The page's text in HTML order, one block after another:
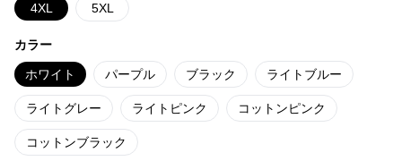
4XL 5XL
カラー
ホワイト パープル ブラック ライトブルー
ライトグレー ライトピンク コットンピンク
コットンブラック